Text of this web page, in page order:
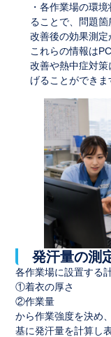
・各作業場の環
ることで、問題箇
改善後の効果測定
これらの情報は
改善や熱中症対
げることができま
発汗量の測
各作業場に設置する
①着衣の厚さ
②作業量
から作業強度を決め
基に発汗量を計算し